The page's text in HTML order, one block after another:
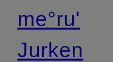
me°ru'
Jurken